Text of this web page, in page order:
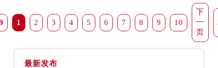
1 2 3 4 5 6 7 8 9 10
下
一
页
最新发布